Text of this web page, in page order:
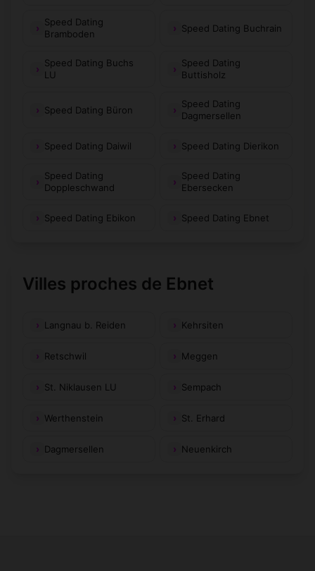
Speed Dating
Bramboden
Speed Dating Buchrain
Speed Dating Buchs
LU
Speed Dating
Buttisholz
Speed Dating Büron
Speed Dating
Dagmersellen
Speed Dating Daiwil Speed Dating Dierikon
Speed Dating
Doppleschwand
Speed Dating
Ebersecken
Speed Dating Ebikon Speed Dating Ebnet
Villes proches de Ebnet
Langnau b. Reiden Kehrsiten
Retschwil Meggen
St. Niklausen LU Sempach
Werthenstein St. Erhard
Dagmersellen Neuenkirch